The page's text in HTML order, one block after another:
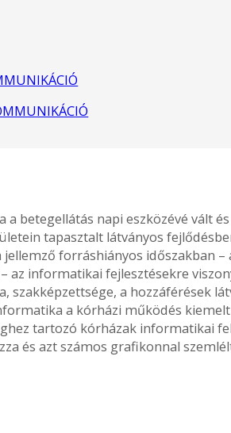
betegellátás napi eszközévé vált
tapasztalt látványos
jellemző forráshiányos időszakban
az informatikai fejlesztésekre
szakképzettsége, a hozzáférések
a kórházi működés
tartozó kórházak informatikai
és azt számos grafikonnal